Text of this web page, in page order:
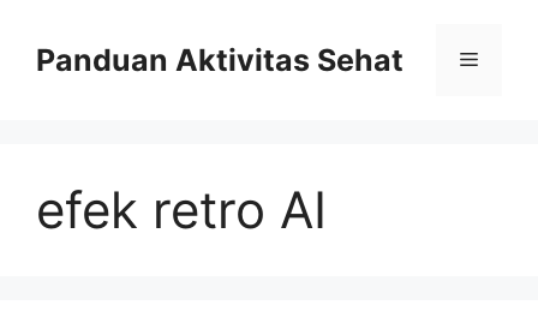
contentPanduan Aktivitas Sehat Menu
efek retro AI